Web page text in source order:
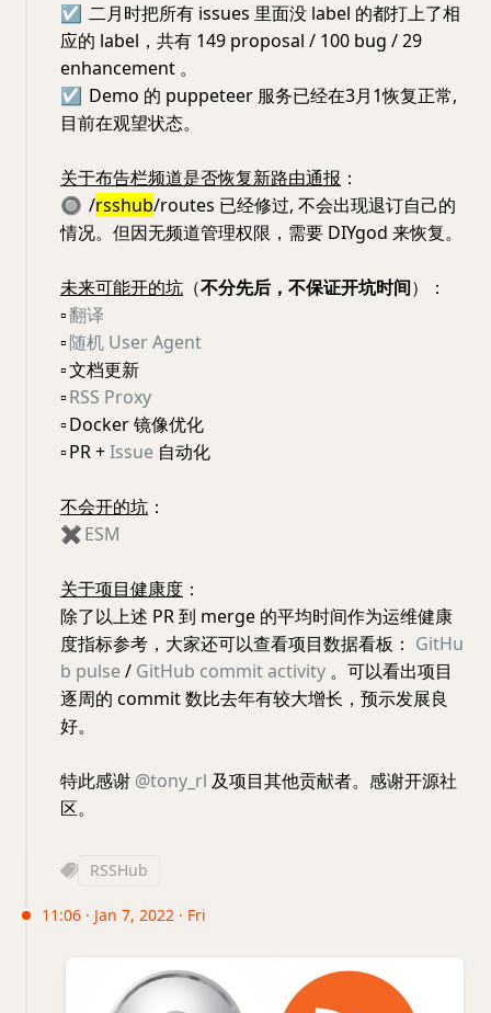
☑️ 二月时把所有 issues 里面没 label 的都打上了相
应的 label，共有 149 proposal / 100 bug / 29
enhancement 。
☑️ Demo 的 puppeteer 服务已经在3月1恢复正常,
目前在观望状态。
关于布告栏频道是否恢复新路由通报 ：
🔘 /rsshub/routes 已经修过, 不会出现退订自己的
情况。但因无频道管理权限，需要 DIYgod 来恢复。
未来可能开的坑 （不分先后，不保证开坑时间）：
▫️翻译
▫️随机 User Agent
▫️文档更新
▫️RSS Proxy
▫️Docker 镜像优化
▫️PR +Issue 自动化
不会开的坑 ：
✖️ESM
关于项目健康度 ：
除了以上述 PR 到 merge 的平均时间作为运维健康
度指标参考，大家还可以查看项目数据看板： GitHu
b pulse/ GitHub commit activity 。可以看出项目
逐周的 commit 数比去年有较大增长，预示发展良
好。
特此感谢 @tony_rl 及项目其他贡献者。感谢开源社
区。
RSSHub
11:06 · Jan 7, 2022 · Fri